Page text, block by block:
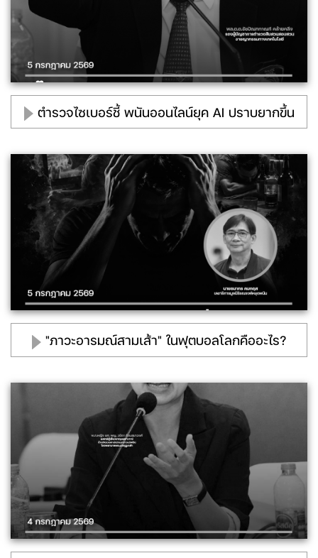
ตำรวจไซเบอร์ชี้ พนันออนไลน์ยุค AI ปราบยากขึ้น
"ภาวะอารมณ์สามเส้า" ในฟุตบอลโลกคืออะไร?